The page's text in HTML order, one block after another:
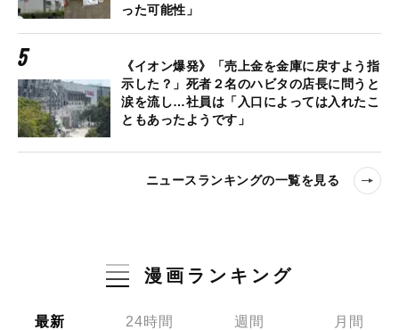
った可能性」
《イオン爆発》「売上金を金庫に戻すよう指
示した？」死者２名のハビタの店長に問うと
涙を流し…社員は「入口によっては入れたこ
ともあったようです」
ニュースランキングの一覧を見る
漫画ランキング
最新 24時間 週間 月間